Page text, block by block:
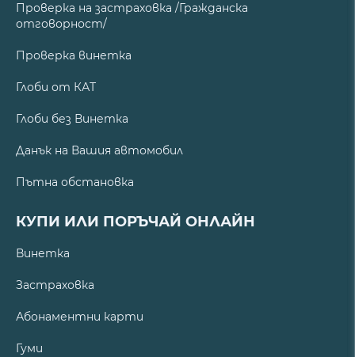
Проверка на застраховка /Гражданска
отговорност/
Проверка винетка
Глоби от КАТ
Глоби без Винетка
Данък на Вашия автомобил
Пътна обстановка
КУПИ ИЛИ ПОРЪЧАЙ ОНЛАЙН
Винетка
Застраховка
Абонаментни карти
Гуми